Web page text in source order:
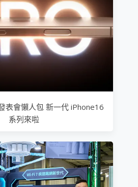
表會懶人包 新一代 iPhone16
系列來啦